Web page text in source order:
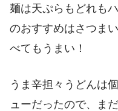
麺は天ぷらもどれも
のおすすめはさつま
べてもうまい！
うま辛担々うどんは
ューだったので、ま